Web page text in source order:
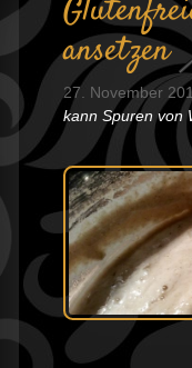
ansetzen
27. November
kann Spuren von